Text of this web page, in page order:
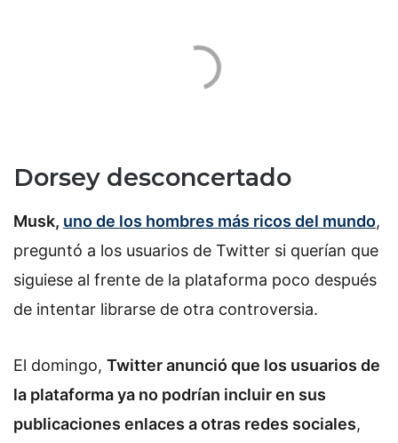
Dorsey desconcertado
Musk, uno de los hombres más ricos del mundo,
preguntó a los usuarios de Twitter si querían que
siguiese al frente de la plataforma poco después
de intentar librarse de otra controversia.
El domingo, Twitter anunció que los usuarios de
la plataforma ya no podrían incluir en sus
publicaciones enlaces a otras redes sociales,